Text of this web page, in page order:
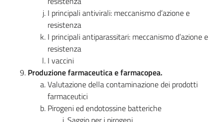
I principali antivirali: meccanismo d’azione e
resistenza
I principali antiparassitari: meccanismo d’azione e
resistenza
I vaccini
Produzione farmaceutica e farmacopea.
Valutazione della contaminazione dei prodotti
farmaceutici
Pirogeni ed endotossine batteriche